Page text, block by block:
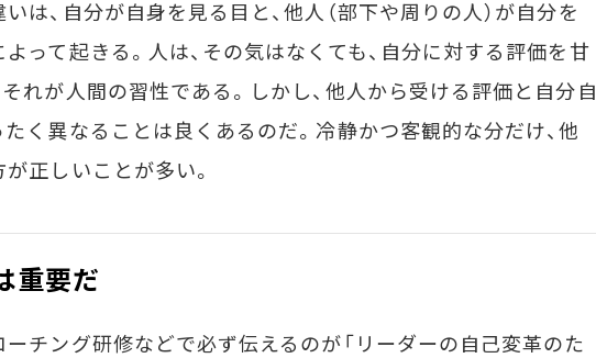
は、自分が自身を見る目と、他人（部下や周りの人）が自分を
って起きる。人は、その気はなくても、自分に対する評価を甘
れが人間の習性である。しかし、他人から受ける評価と自分自
く異なることは良くあるのだ。冷静かつ客観的な分だけ、他
正しいことが多い。
重要だ
チング研修などで必ず伝えるのが「リーダーの自己変革のた